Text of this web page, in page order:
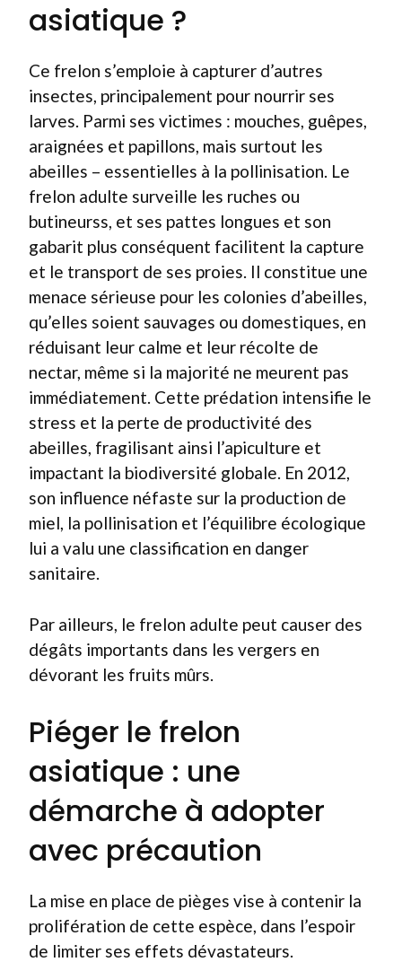
asiatique ?
Ce frelon s’emploie à capturer d’autres
insectes, principalement pour nourrir ses
larves. Parmi ses victimes : mouches, guêpes,
araignées et papillons, mais surtout les
abeilles – essentielles à la pollinisation. Le
frelon adulte surveille les ruches ou
butineurss, et ses pattes longues et son
gabarit plus conséquent facilitent la capture
et le transport de ses proies. Il constitue une
menace sérieuse pour les colonies d’abeilles,
qu’elles soient sauvages ou domestiques, en
réduisant leur calme et leur récolte de
nectar, même si la majorité ne meurent pas
immédiatement. Cette prédation intensifie le
stress et la perte de productivité des
abeilles, fragilisant ainsi l’apiculture et
impactant la biodiversité globale. En 2012,
son influence néfaste sur la production de
miel, la pollinisation et l’équilibre écologique
lui a valu une classification en danger
sanitaire.
Par ailleurs, le frelon adulte peut causer des
dégâts importants dans les vergers en
dévorant les fruits mûrs.
Piéger le frelon
asiatique : une
démarche à adopter
avec précaution
La mise en place de pièges vise à contenir la
prolifération de cette espèce, dans l’espoir
de limiter ses effets dévastateurs.